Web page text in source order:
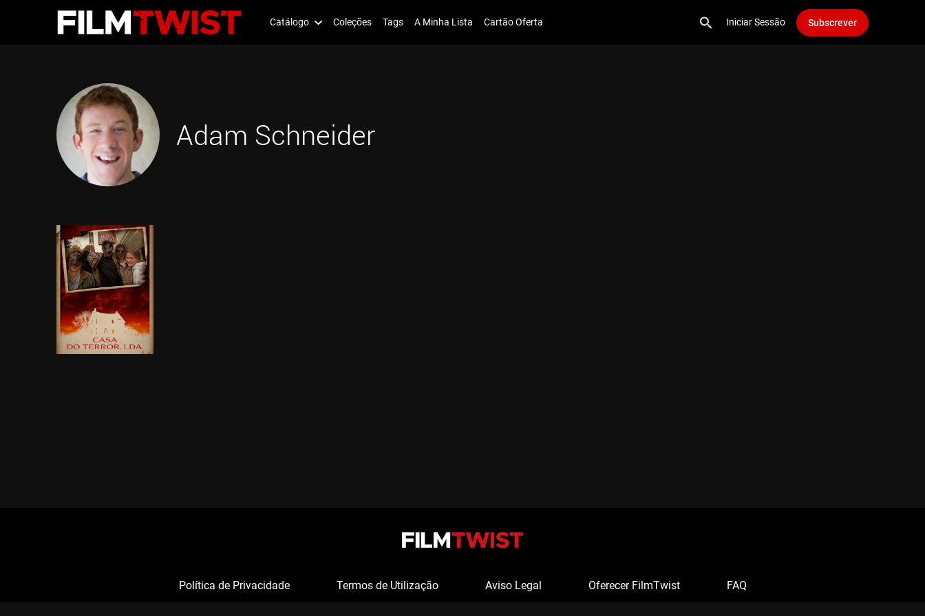
Catálogo Coleções Tags A Minha Lista Cartão Oferta Iniciar Sessão Subscrever
Adam Schneider
Política de Privacidade Termos de Utilização Aviso Legal Oferecer FilmTwist FAQ